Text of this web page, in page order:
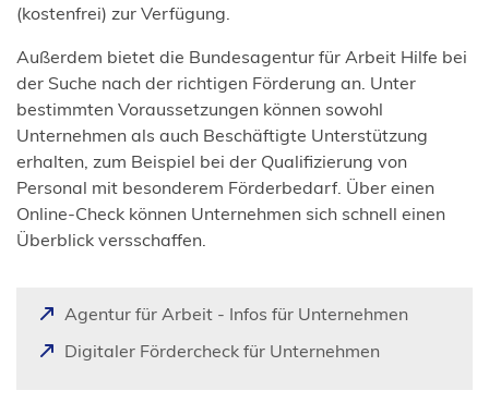
(kostenfrei) zur Verfügung.
Außerdem bietet die Bundesagentur für Arbeit Hilfe bei
der Suche nach der richtigen Förderung an. Unter
bestimmten Voraussetzungen können sowohl
Unternehmen als auch Beschäftigte Unterstützung
erhalten, zum Beispiel bei der Qualifizierung von
Personal mit besonderem Förderbedarf. Über einen
Online-Check können Unternehmen sich schnell einen
Überblick versschaffen.
Agentur für Arbeit - Infos für Unternehmen
(
Ö
Digitaler Fördercheck für Unternehmen
(